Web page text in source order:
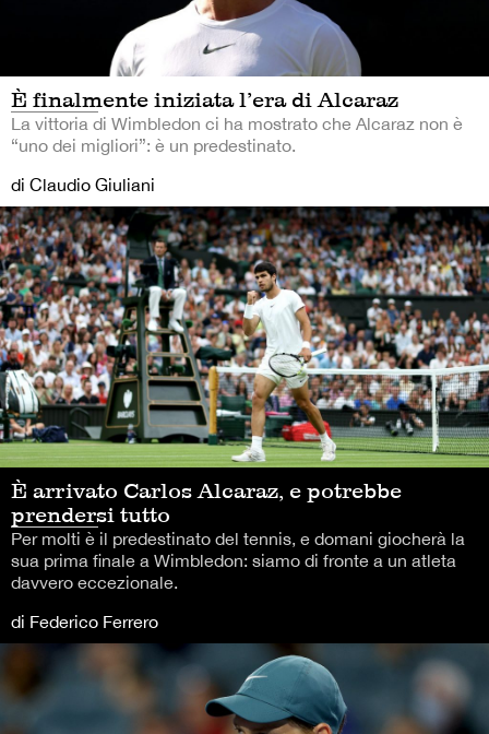
È finalmente iniziata l’era di Alcaraz
La vittoria di Wimbledon ci ha mostrato che Alcaraz non è
“uno dei migliori”: è un predestinato.
di Claudio Giuliani
È arrivato Carlos Alcaraz, e potrebbe
prendersi tutto
Per molti è il predestinato del tennis, e domani giocherà la
sua prima finale a Wimbledon: siamo di fronte a un atleta
davvero eccezionale.
di Federico Ferrero